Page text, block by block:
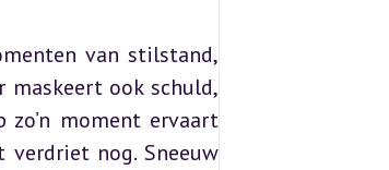
van stilstand,
maskeert ook schuld,
moment ervaart
nog. Sneeuw